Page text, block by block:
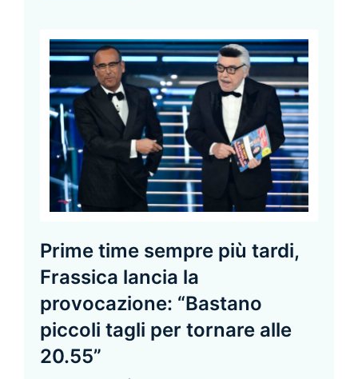
Prime time sempre più tardi,
Frassica lancia la
provocazione: “Bastano
piccoli tagli per tornare alle
20.55”